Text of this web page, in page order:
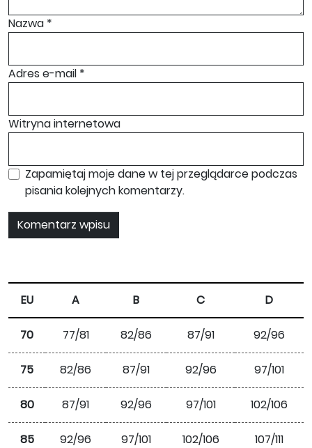
Nazwa *
Adres e-mail *
Witryna internetowa
Zapamiętaj moje dane w tej przeglądarce podczas
pisania kolejnych komentarzy.
EU A B C D
70 77/81 82/86 87/91 92/96
75 82/86 87/91 92/96 97/101
80 87/91 92/96 97/101 102/106
85 92/96 97/101 102/106 107/111